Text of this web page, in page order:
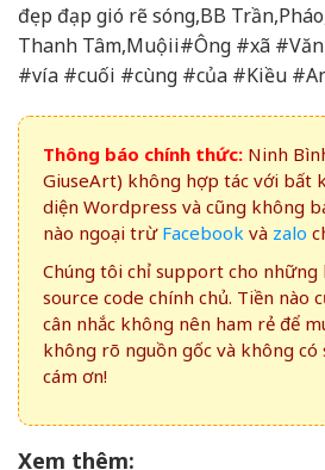
đẹp đạp gió rẽ sóng,BB
Thanh Tâm,Muộii#Ông #xã
#vía #cuối #cùng #của #Kiều
Thông báo chính thức: Ninh
GiuseArt) không hợp tác với bất
diện Wordpress và cũng không
nào ngoại trừ Facebook và zalo
Chúng tôi chỉ support cho những
source code chính chủ. Tiền nào
cân nhắc không nên ham rẻ để
không rõ nguồn gốc và không có
cám ơn!
Xem thêm: